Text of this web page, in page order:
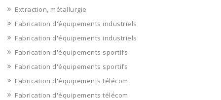
Extraction, métallurgie
Fabrication d'équipements industriels
Fabrication d'équipements industriels
Fabrication d'équipements sportifs
Fabrication d'équipements sportifs
Fabrication d'équipements télécom
Fabrication d'équipements télécom